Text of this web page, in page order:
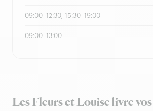
09:00-12:30, 15:30-19:00
09:00-13:00
Les Fleurs et Louise livre